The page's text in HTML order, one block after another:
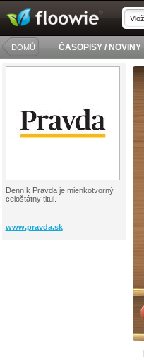
DOMŮ ČASOPISY / NOVINY
Denník Pravda je mienkotvorný
celoštátny titul.
www.pravda.sk